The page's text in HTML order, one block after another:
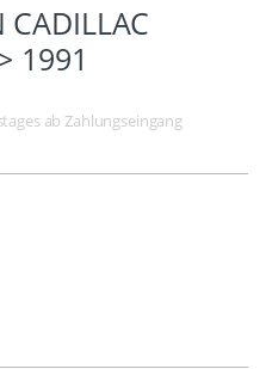
1991
ab Zahlungseingang